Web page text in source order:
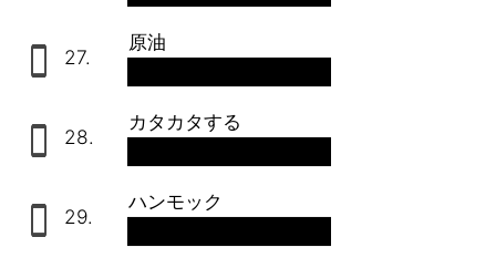
27.
原油
28.
カタカタする
29.
ハンモック